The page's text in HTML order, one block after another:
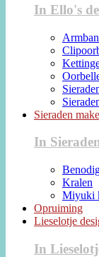
In Ello's
Sieraden
In
Kralen
Miyuki
Opruiming
Lieselotje
In